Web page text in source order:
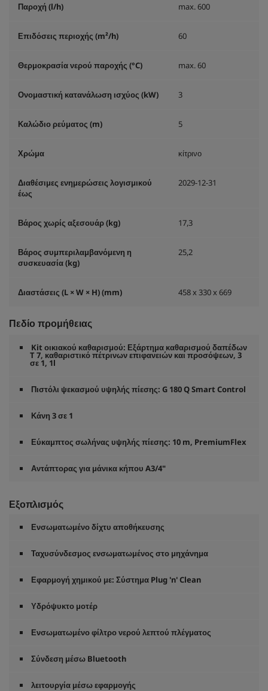
Παροχή (l/h) max. 600
Επιδόσεις περιοχής (m²/h) 60
Θερμοκρασία νερού παροχής (°C) max. 60
Ονομαστική κατανάλωση ισχύος (kW) 3
Καλώδιο ρεύματος (m) 5
Χρώμα κίτρινο
Διαθέσιμες ενημερώσεις λογισμικού
έως
2029-12-31
Βάρος χωρίς αξεσουάρ (kg) 17,3
Βάρος συμπεριλαμβανόμενη η
συσκευασία (kg)
25,2
Διαστάσεις (L × W × H) (mm) 458 x 330 x 669
Πεδίο προμήθειας
Kit οικιακού καθαρισμού: Εξάρτημα καθαρισμού δαπέδων
T 7, καθαριστικό πέτρινων επιφανειών και προσόψεων, 3
σε 1, 1l
Πιστόλι ψεκασμού υψηλής πίεσης: G 180 Q Smart Control
Κάνη 3 σε 1
Εύκαμπτος σωλήνας υψηλής πίεσης: 10 m, PremiumFlex
Αντάπτορας για μάνικα κήπου A3/4"
Εξοπλισμός
Ενσωματωμένο δίχτυ αποθήκευσης
Ταχυσύνδεσμος ενσωματωμένος στο μηχάνημα
Εφαρμογή χημικού με: Σύστημα Plug 'n' Clean
Υδρόψυκτο μοτέρ
Ενσωματωμένο φίλτρο νερού λεπτού πλέγματος
Σύνδεση μέσω Bluetooth
λειτουργία μέσω εφαρμογής